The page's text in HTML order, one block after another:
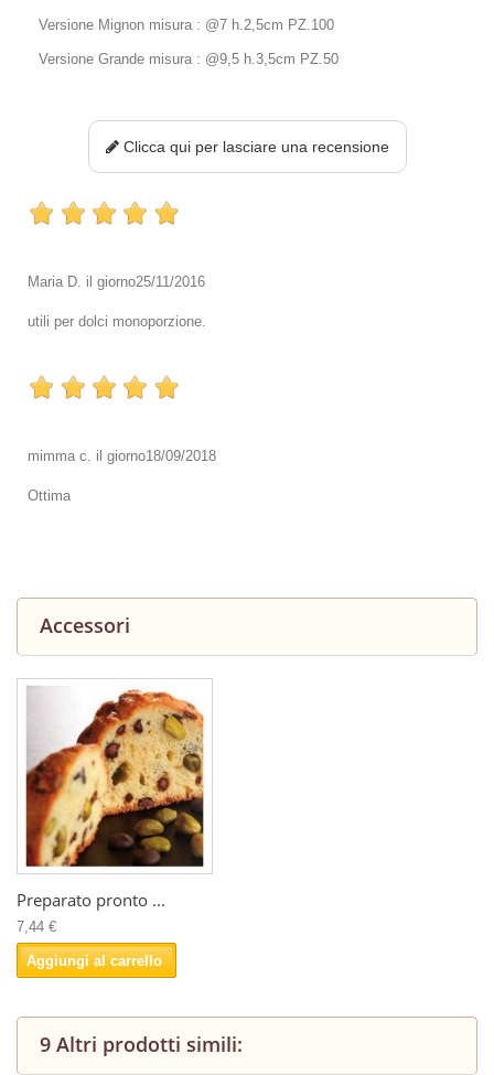
Versione Mignon misura : @7 h.2,5cm PZ.100
Versione Grande misura : @9,5 h.3,5cm PZ.50
Clicca qui per lasciare una recensione
Maria D. il giorno25/11/2016
utili per dolci monoporzione.
mimma c. il giorno18/09/2018
Ottima
Accessori
Preparato pronto ...
7,44 €
Aggiungi al carrello
9 Altri prodotti simili: